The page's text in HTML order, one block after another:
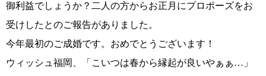
御利益でしょうか？二人の方からお正月にプロポーズをお
受けしたとのご報告がありました。
今年最初のご成婚です。おめでとうございます！
ウィッシュ福岡、「こいつは春から縁起が良いやぁぁ…」